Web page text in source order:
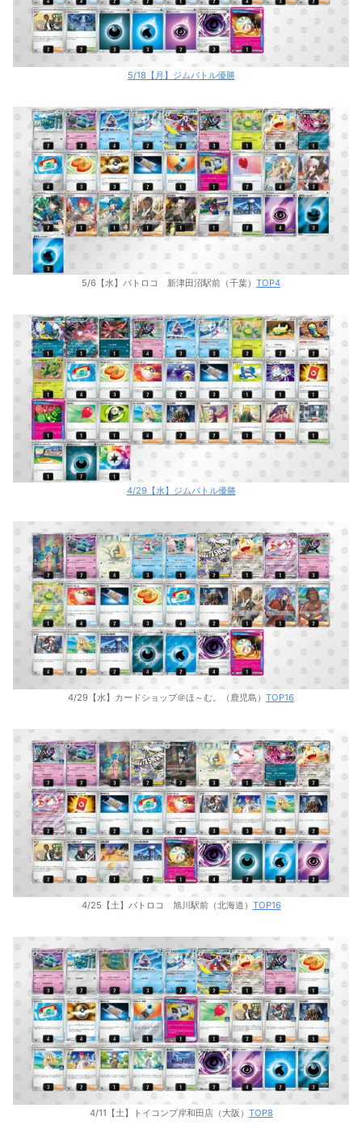
5/18【月】ジムバトル優勝
5/6【水】バトロコ 新津田沼駅前（千葉） TOP4
4/29【水】ジムバトル優勝
4/29【水】カードショップ＠ほ～む。（鹿児島） TOP16
4/25【土】バトロコ 旭川駅前（北海道） TOP16
4/11【土】トイコンプ岸和田店（大阪） TOP8